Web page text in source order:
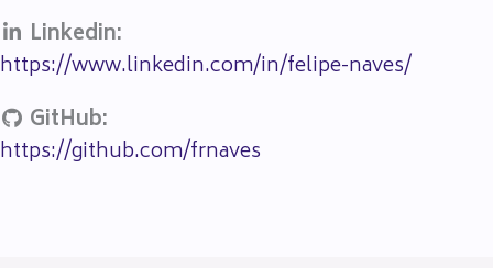
Linkedin:
https://www.linkedin.com/in/felipe-naves/
GitHub:
https://github.com/frnaves